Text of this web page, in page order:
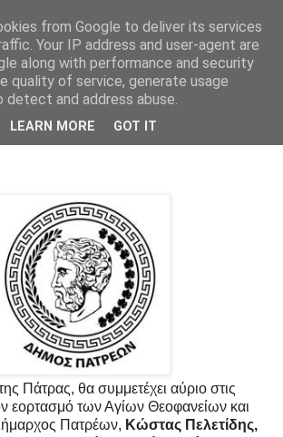
Πάτρας, θα συμμετέχει αύριο στις
εορτασμό των Αγίων Θεοφανείων και
Πατρέων, Κώστας Πελετίδης,
from Google to deliver its services
Your IP address and user-agent are
along with performance and security
quality of service, generate usage
and address abuse.
LEARN MORE GOT IT